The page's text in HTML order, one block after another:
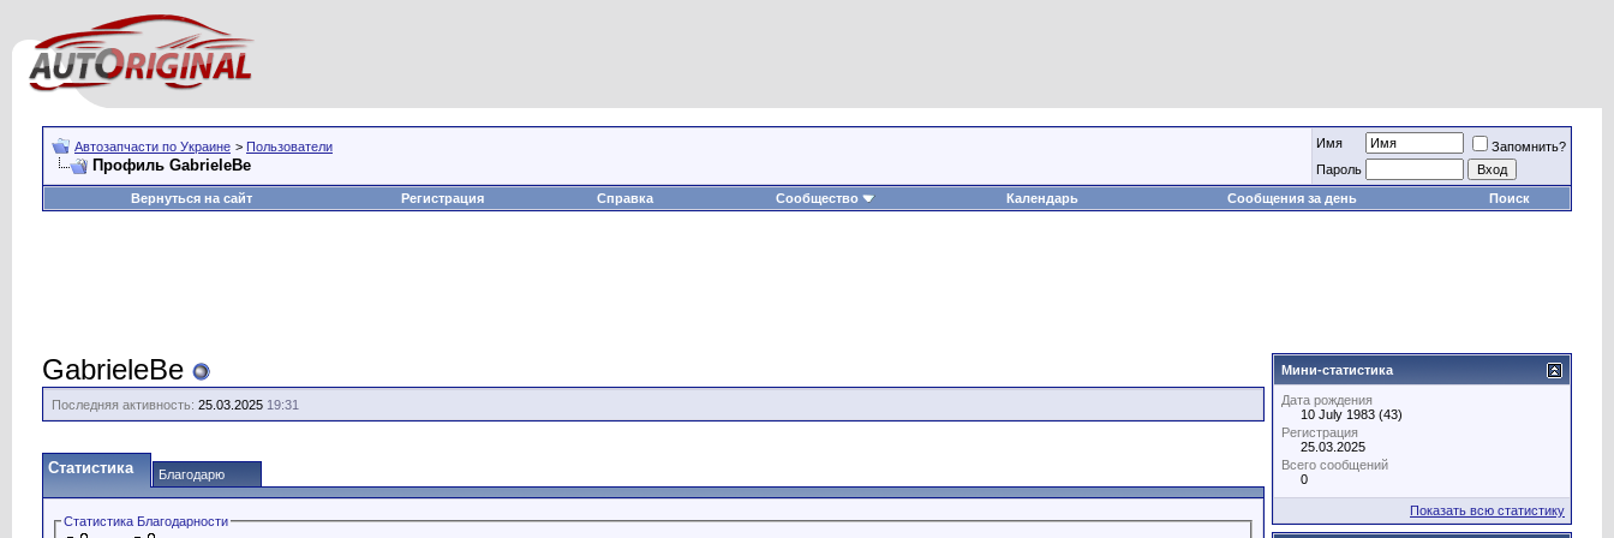
Автозапчасти по Украине > Пользователи
Профиль GabrieleBe
Имя
Запомнить?
Пароль
Вернуться на сайт
Регистрация Справка Сообщество Календарь Сообщения за день Поиск
GabrieleBe
Последняя активность: 25.03.2025 19:31
Статистика Благодарю
Статистика Благодарности
Мини-статистика
Дата рождения
10 July 1983 (43)
Регистрация
25.03.2025
Всего сообщений
0
Показать всю статистику